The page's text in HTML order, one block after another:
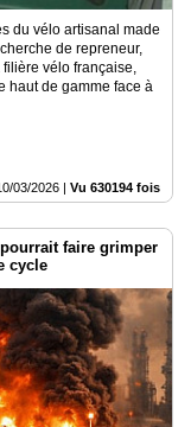
du vélo artisanal made
de repreneur,
vélo française,
haut de gamme face à
03/2026 | Vu 630194 fois
faire grimper
cycle